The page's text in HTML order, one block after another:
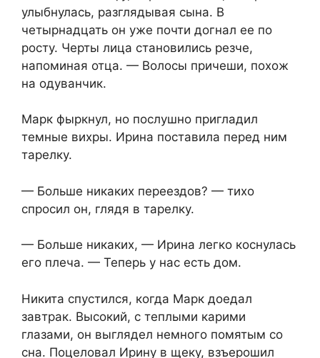
улыбнулась, разглядывая сына. В
четырнадцать он уже почти догнал ее по
росту. Черты лица становились резче,
напоминая отца. — Волосы причеши, похож
на одуванчик.
Марк фыркнул, но послушно пригладил
темные вихры. Ирина поставила перед ним
тарелку.
— Больше никаких переездов? — тихо
спросил он, глядя в тарелку.
— Больше никаких, — Ирина легко коснулась
его плеча. — Теперь у нас есть дом.
Никита спустился, когда Марк доедал
завтрак. Высокий, с теплыми карими
глазами, он выглядел немного помятым со
сна. Поцеловал Ирину в щеку, взъерошил